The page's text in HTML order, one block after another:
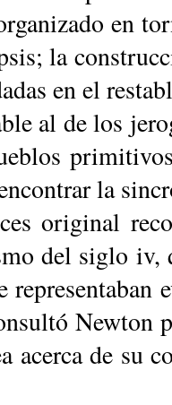
en
la
en el
al de los
la
ori­gi­nal
del si­glo
New­ton
acer­ca de su